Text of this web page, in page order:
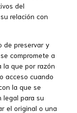
del
relación con
de preservar y
compromete a
que por razón
acceso cuando
la que se
legal para su
el original o una